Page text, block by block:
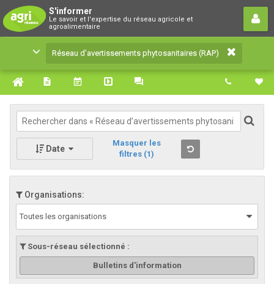
S'informer
Le savoir et l'expertise du réseau agricole et
agroalimentaire
Réseau d’avertissements
phytosanitaires (RAP)
Le savoir et l'expertise du réseau agricole et
agroalimentaire
Réseau d’avertissements phytosanitaires (RAP)
Date
Masquer les
filtres (1)
Organisations:
Toutes les organisations
Sous-réseau sélectionné :
Bulletins d'information